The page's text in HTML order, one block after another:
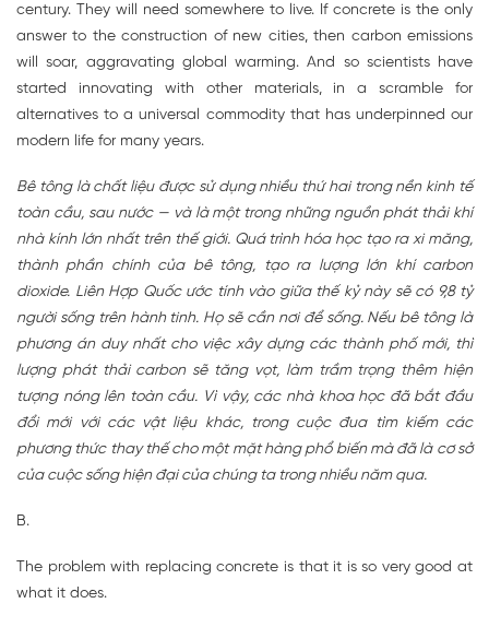
century. They will need somewhere to live. If concrete is the only
answer to the construction of new cities, then carbon emissions
will soar, aggravating global warming. And so scientists have
started innovating with other materials, in a scramble for
alternatives to a universal commodity that has underpinned our
modern life for many years.
Bê tông là chất liệu được sử dụng nhiều thứ hai trong nền kinh tế
toàn cầu, sau nước — và là một trong những nguồn phát thải khí
nhà kính lớn nhất trên thế giới. Quá trình hóa học tạo ra xi măng,
thành phần chính của bê tông, tạo ra lượng lớn khí carbon
dioxide. Liên Hợp Quốc ước tính vào giữa thế kỷ này sẽ có 9,8 tỷ
người sống trên hành tinh. Họ sẽ cần nơi để sống. Nếu bê tông là
phương án duy nhất cho việc xây dựng các thành phố mới, thì
lượng phát thải carbon sẽ tăng vọt, làm trầm trọng thêm hiện
tượng nóng lên toàn cầu. Vì vậy, các nhà khoa học đã bắt đầu
đổi mới với các vật liệu khác, trong cuộc đua tìm kiếm các
phương thức thay thế cho một mặt hàng phổ biến mà đã là cơ sở
của cuộc sống hiện đại của chúng ta trong nhiều năm qua.
B.
The problem with replacing concrete is that it is so very good at
what it does.